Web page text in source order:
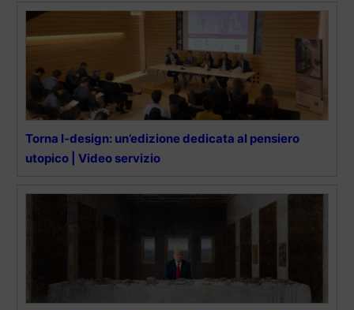
Torna I-design: un’edizione dedicata al pensiero
utopico | Video servizio